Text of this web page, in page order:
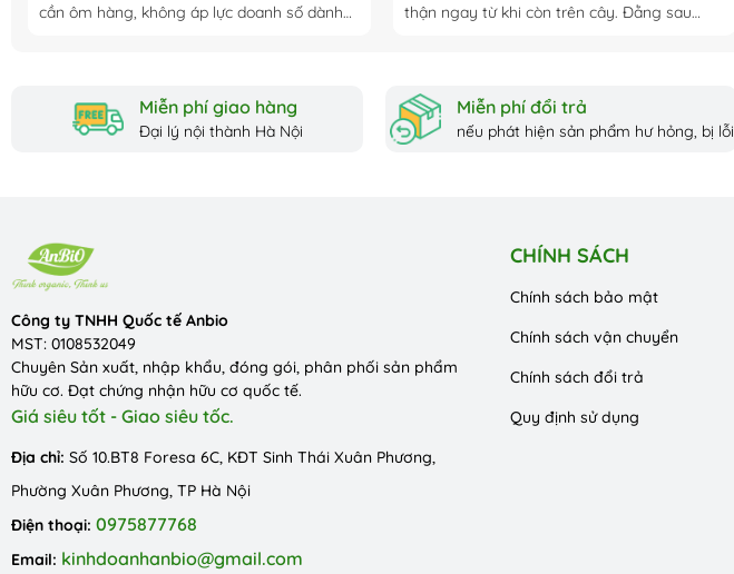
cần ôm hàng, không áp lực doanh số dành
thận ngay từ khi còn trên cây. Đằng sau
Miễn phí giao hàng
Đại lý nội thành Hà Nội
Miễn phí đổi trả
nếu phát hiện sản phẩm hư hỏng, bị lỗi
Công ty TNHH Quốc tế Anbio
MST: 0108532049
Chuyên Sản xuất, nhập khẩu, đóng gói, phân phối sản phẩm
hữu cơ. Đạt chứng nhận hữu cơ quốc tế.
Giá siêu tốt - Giao siêu tốc.
Địa chỉ: Số 10.BT8 Foresa 6C, KĐT Sinh Thái Xuân Phương,
Phường Xuân Phương, TP Hà Nội
Điện thoại: 0975877768
Email: kinhdoanhanbio@gmail.com
CHÍNH SÁCH
Chính sách bảo mật
Chính sách vận chuyển
Chính sách đổi trả
Quy định sử dụng